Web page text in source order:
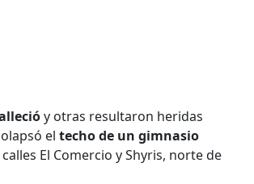
y otras resultaron heridas
eltecho de un gimnasio
El Comercio y Shyris, norte de